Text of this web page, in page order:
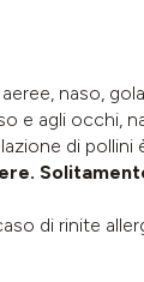
naso,
e agli occhi,
di
di rinite